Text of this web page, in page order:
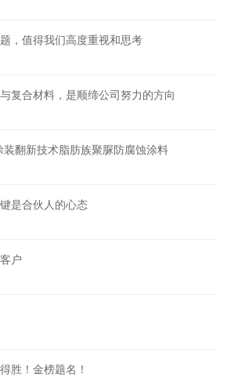
，值得我们高度重视和思考
复合材料，是顺缔公司努力的方向
翻新技术脂肪族聚脲防腐蚀涂料
是合伙人的心态
户
胜！金榜题名！